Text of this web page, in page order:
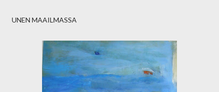
UNEN MAAILMASSA